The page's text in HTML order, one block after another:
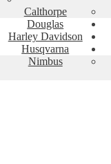
Calthorpe
Douglas
Harley Davidson
Husqvarna
Nimbus